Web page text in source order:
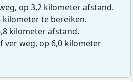
op 3,2 kilometer afstand.
kilometer te bereiken.
kilometer afstand.
ver weg, op 6,0 kilometer